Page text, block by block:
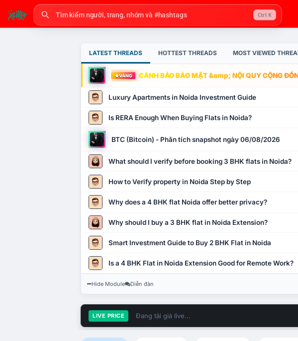
Ctrl K
LATEST THREADS HOTTEST THREADS MOST VIEWED
VÀNG CẢNH BÁO BẢO MẬT &amp; NỘI QUY CỘNG
Luxury Apartments in Noida Investment Guide
Is RERA Enough When Buying Flats in Noida?
BTC (Bitcoin) - Phân tích snapshot ngày 06/08/2026
What should I verify before booking 3 BHK flats in Noida?
How to Verify property in Noida Step by Step
Why does a 4 BHK flat Noida offer better privacy?
Why should I buy a 3 BHK flat in Noida Extension?
Smart Investment Guide to Buy 2 BHK Flat in Noida
Is a 4 BHK Flat in Noida Extension Good for Remote Work?
Hide Module Diễn đàn
LIVE PRICE Đang tải giá live...